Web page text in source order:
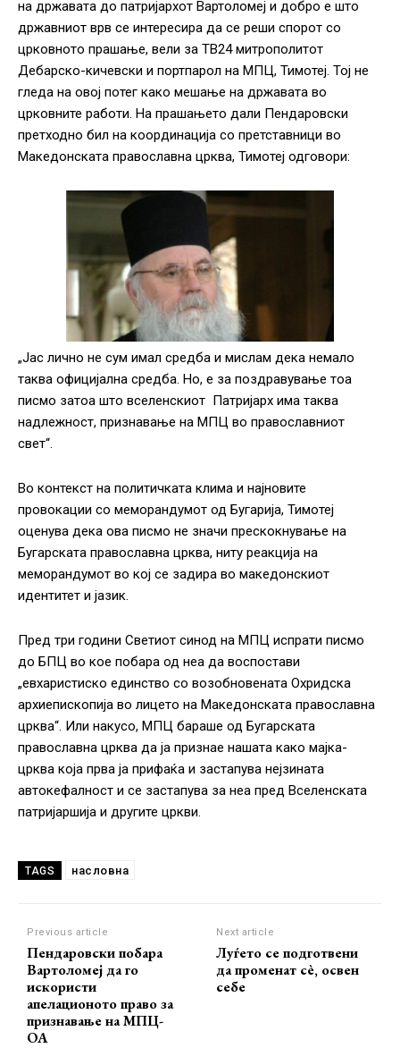
на државата до патријархот Вартоломеј и добро е што
државниот врв се интересира да се реши спорот со
црковното прашање, вели за ТВ24 митрополитот
Дебарско-кичевски и портпарол на МПЦ, Тимотеј. Тој не
гледа на овој потег како мешање на државата во
црковните работи. На прашањето дали Пендаровски
претходно бил на координација со претставници во
Македонската православна црква, Тимотеј одговори:
„Jaс лично не сум имал средба и мислам дека немало
таква официјална средба. Но, е за поздравување тоа
писмо затоа што вселенскиот Патријарх има таква
надлежност, признавање на МПЦ во православниот
свет“.
Во контекст на политичката клима и најновите
провокации со меморандумот од Бугарија, Тимотеј
оценува дека ова писмо не значи прескокнување на
Бугарската православна црква, ниту реакција на
меморандумот во кој се задира во македонскиот
идентитет и јазик.
Пред три години Светиот синод на МПЦ испрати писмо
до БПЦ во кое побара од неа да воспостави
„евхаристиско единство со возобновената Охридска
архиепископија во лицето на Македонската православна
црква“. Или накусо, МПЦ бараше од Бугарската
православна црква да ја признае нашата како мајка-
црква која прва ја прифаќа и застапува нејзината
автокефалност и се застапува за неа пред Вселенската
патријаршија и другите цркви.
TAGS насловна
Previous article
Пендаровски побара
Вартоломеј да го
искористи
апелационото право за
признавање на МПЦ-
ОА
Next article
Луѓето се подготвени
да променат сѐ, освен
себе